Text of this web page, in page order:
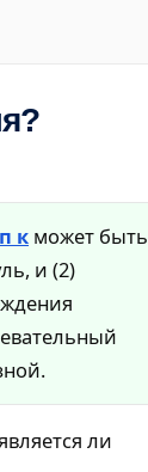
к может быть
и (2)
ли